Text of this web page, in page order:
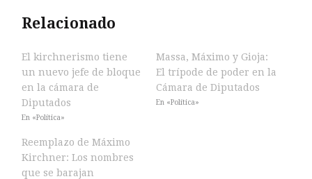
Relacionado
El kirchnerismo tiene
un nuevo jefe de bloque
en la cámara de
Diputados
En «Política»
Massa, Máximo y Gioja:
El trípode de poder en la
Cámara de Diputados
En «Política»
Reemplazo de Máximo
Kirchner: Los nombres
que se barajan